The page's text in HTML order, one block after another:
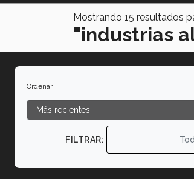
Mostrando 15 resultados
"industrias
Ordenar
FILTRAR: